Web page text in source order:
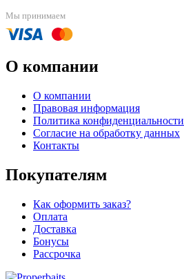
Мы принимаем
О компании
О компании
Правовая информация
Политика конфиденциальности
Согласие на обработку данных
Контакты
Покупателям
Как оформить заказ?
Оплата
Доставка
Бонусы
Рассрочка